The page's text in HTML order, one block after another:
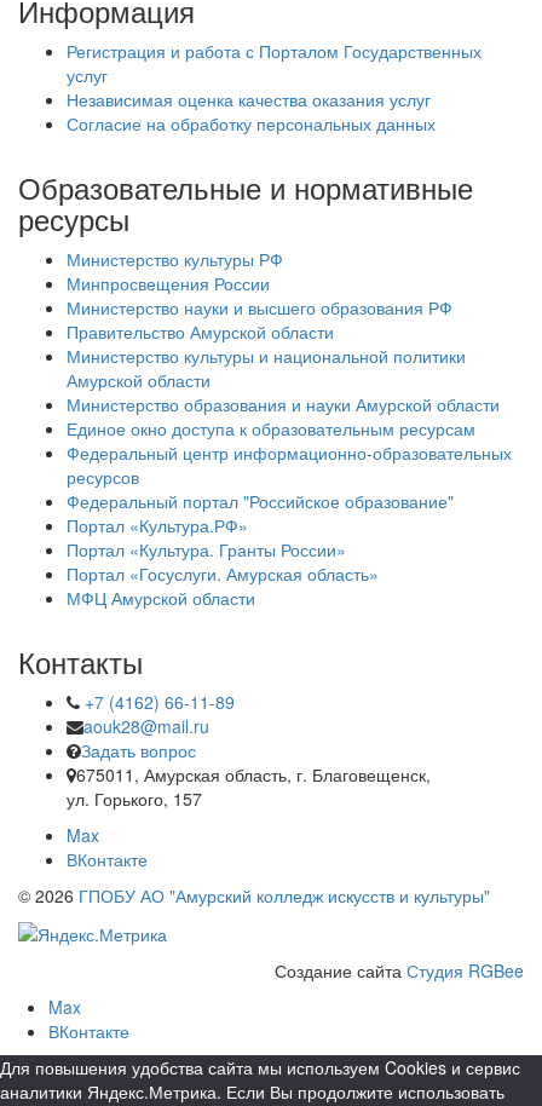
Информация
Регистрация и работа с Порталом Государственных
услуг
Независимая оценка качества оказания услуг
Согласие на обработку персональных данных
Образовательные и нормативные
ресурсы
Министерство культуры РФ
Минпросвещения России
Министерство науки и высшего образования РФ
Правительство Амурской области
Министерство культуры и национальной политики
Амурской области
Министерство образования и науки Амурской области
Единое окно доступа к образовательным ресурсам
Федеральный центр информационно-образовательных
ресурсов
Федеральный портал "Российское образование"
Портал «Культура.РФ»
Портал «Культура. Гранты России»
Портал «Госуслуги. Амурская область»
МФЦ Амурской области
Контакты
+7 (4162) 66-11-89
aouk28@mail.ru
Задать вопрос
675011, Амурская область, г. Благовещенск,
ул. Горького, 157
Max
ВКонтакте
© 2026 ГПОБУ АО "Амурский колледж искусств и культуры"
Создание сайта Студия RGBee
Max
ВКонтакте
Для повышения удобства сайта мы используем Cookies и сервис
аналитики Яндекс.Метрика. Если Вы продолжите использовать